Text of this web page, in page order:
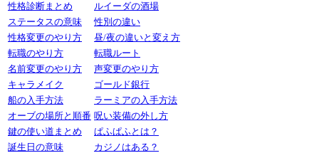
性格診断まとめ
ルイーダの酒場
ステータスの意味
性別の違い
性格変更のやり方
昼/夜の違いと変え方
転職のやり方
転職ルート
名前変更のやり方
声変更のやり方
キャラメイク
ゴールド銀行
船の入手方法
ラーミアの入手方法
オーブの場所と順番 呪い装備の外し方
鍵の使い道まとめ
ぱふぱふとは？
誕生日の意味
カジノはある？